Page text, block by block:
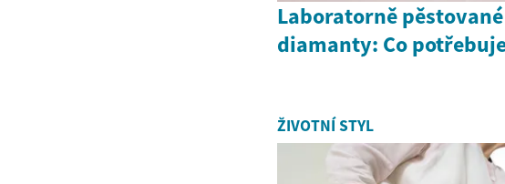
Laboratorně pěstované
diamanty: Co
ŽIVOTNÍ STYL